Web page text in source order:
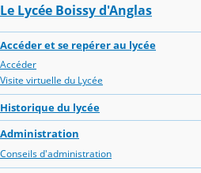
Le Lycée Boissy d'Anglas
Accéder et se repérer au lycée
Accéder
Visite virtuelle du Lycée
Historique du lycée
Administration
Conseils d'administration